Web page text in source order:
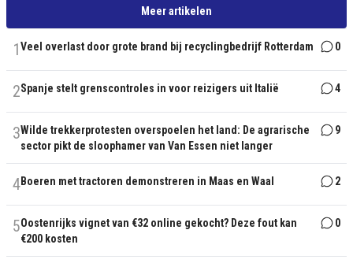
Meer artikelen
1Veel overlast door grote brand bij recyclingbedrijf Rotterdam 0
2Spanje stelt grenscontroles in voor reizigers uit Italië 4
3Wilde trekkerprotesten overspoelen het land: De agrarische
sector pikt de sloophamer van Van Essen niet langer
9
4Boeren met tractoren demonstreren in Maas en Waal 2
5Oostenrijks vignet van €32 online gekocht? Deze fout kan
€200 kosten
0